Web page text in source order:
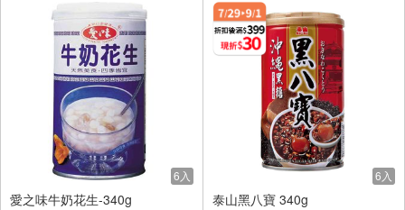
6入
愛之味牛奶花生-340g
6入
泰山黑八寶 340g